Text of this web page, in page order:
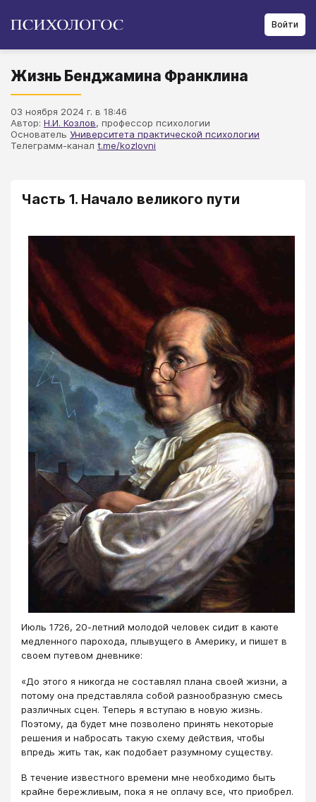
Войти
Жизнь Бенджамина Франклина
03 ноября 2024 г. в 18:46
Автор: Н.И. Козлов, профессор психологии
Основатель Университета практической психологии
Телеграмм-канал t.me/kozlovni
Часть 1. Начало великого пути
Июль 1726, 20-летний молодой человек сидит в каюте
медленного парохода, плывущего в Америку, и пишет в
своем путевом дневнике:
«До этого я никогда не составлял плана своей жизни, а
потому она представляла собой разнообразную смесь
различных сцен. Теперь я вступаю в новую жизнь.
Поэтому, да будет мне позволено принять некоторые
решения и набросать такую схему действия, чтобы
впредь жить так, как подобает разумному существу.
В течение известного времени мне необходимо быть
крайне бережливым, пока я не оплачу все, что приобрел.